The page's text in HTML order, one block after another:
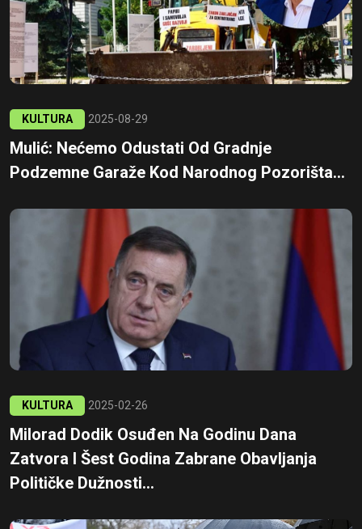
KULTURA 2025-08-29
Mulić: Nećemo Odustati Od Gradnje
Podzemne Garaže Kod Narodnog Pozorišta...
KULTURA 2025-02-26
Milorad Dodik Osuđen Na Godinu Dana
Zatvora I Šest Godina Zabrane Obavljanja
Političke Dužnosti...